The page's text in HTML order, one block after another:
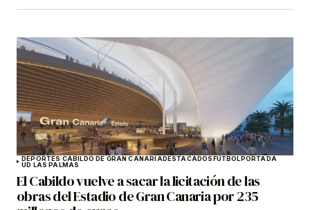
DEPORTES CABILDO DE GRAN CANARIADESTACADOSFÚTBOLPORTADA
UD LAS PALMAS
El Cabildo vuelve a sacar la licitación de las
obras del Estadio de Gran Canaria por 235